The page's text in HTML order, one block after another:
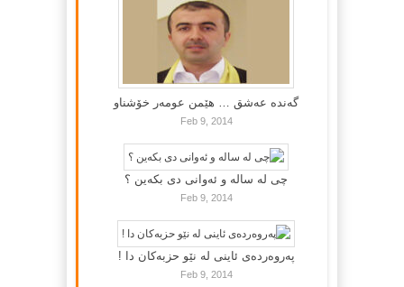
گه‌نده‌ عه‌شق … هێمن عومه‌ر خۆشناو
Feb 9, 2014
چی لە سالە و ئەوانی دی بكەین ؟
Feb 9, 2014
پەروەردەی ئاینی لە نێو حزبەکان دا !
Feb 9, 2014